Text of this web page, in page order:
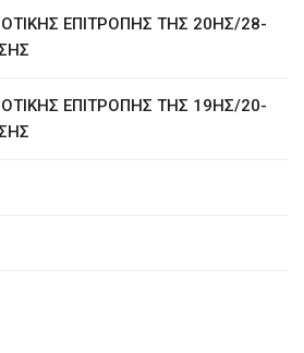
ΕΠΙΤΡΟΠΗΣ ΤΗΣ 20ΗΣ/28-
ΕΠΙΤΡΟΠΗΣ ΤΗΣ 19ΗΣ/20-